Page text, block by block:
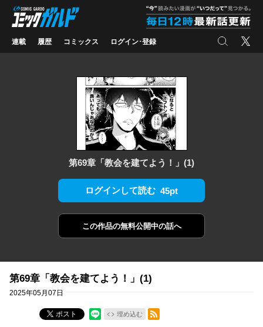
コミックガルド
連載 履歴 コミックス ログイン･登録 検索 X
第69章「教会を建てよう！」(1)
ログインして読む 45pt
この作品の無料公開中の話へ
第69章「教会を建てよう！」(1)
2025年05月07日
ポスト 埋め込む
RSSフィード